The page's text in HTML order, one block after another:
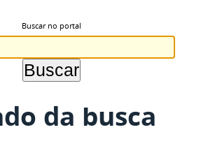
Buscar no portal
da busca